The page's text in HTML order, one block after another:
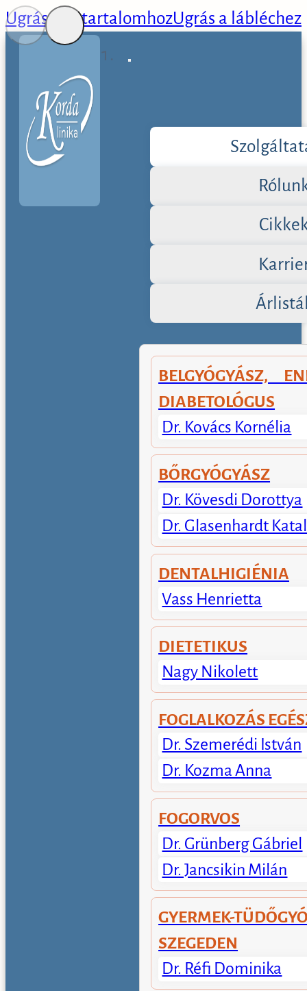
Ugrás a fő tartalomhozUgrás a lábléchez
BELGYÓGYÁSZ,
DIABETOLÓGUS
Dr. Kovács Kornélia
BŐRGYÓGYÁSZ
Dr. Kövesdi Dorottya
Dr. Glasenhardt
DENTALHIGIÉNIA
Vass Henrietta
DIETETIKUS
Nagy Nikolett
FOGLALKOZÁS
Dr. Szemerédi István
Dr. Kozma Anna
FOGORVOS
Dr. Grünberg Gábriel
Dr. Jancsikin Milán
GYERMEK-
SZEGEDEN
Dr. Réfi Dominika